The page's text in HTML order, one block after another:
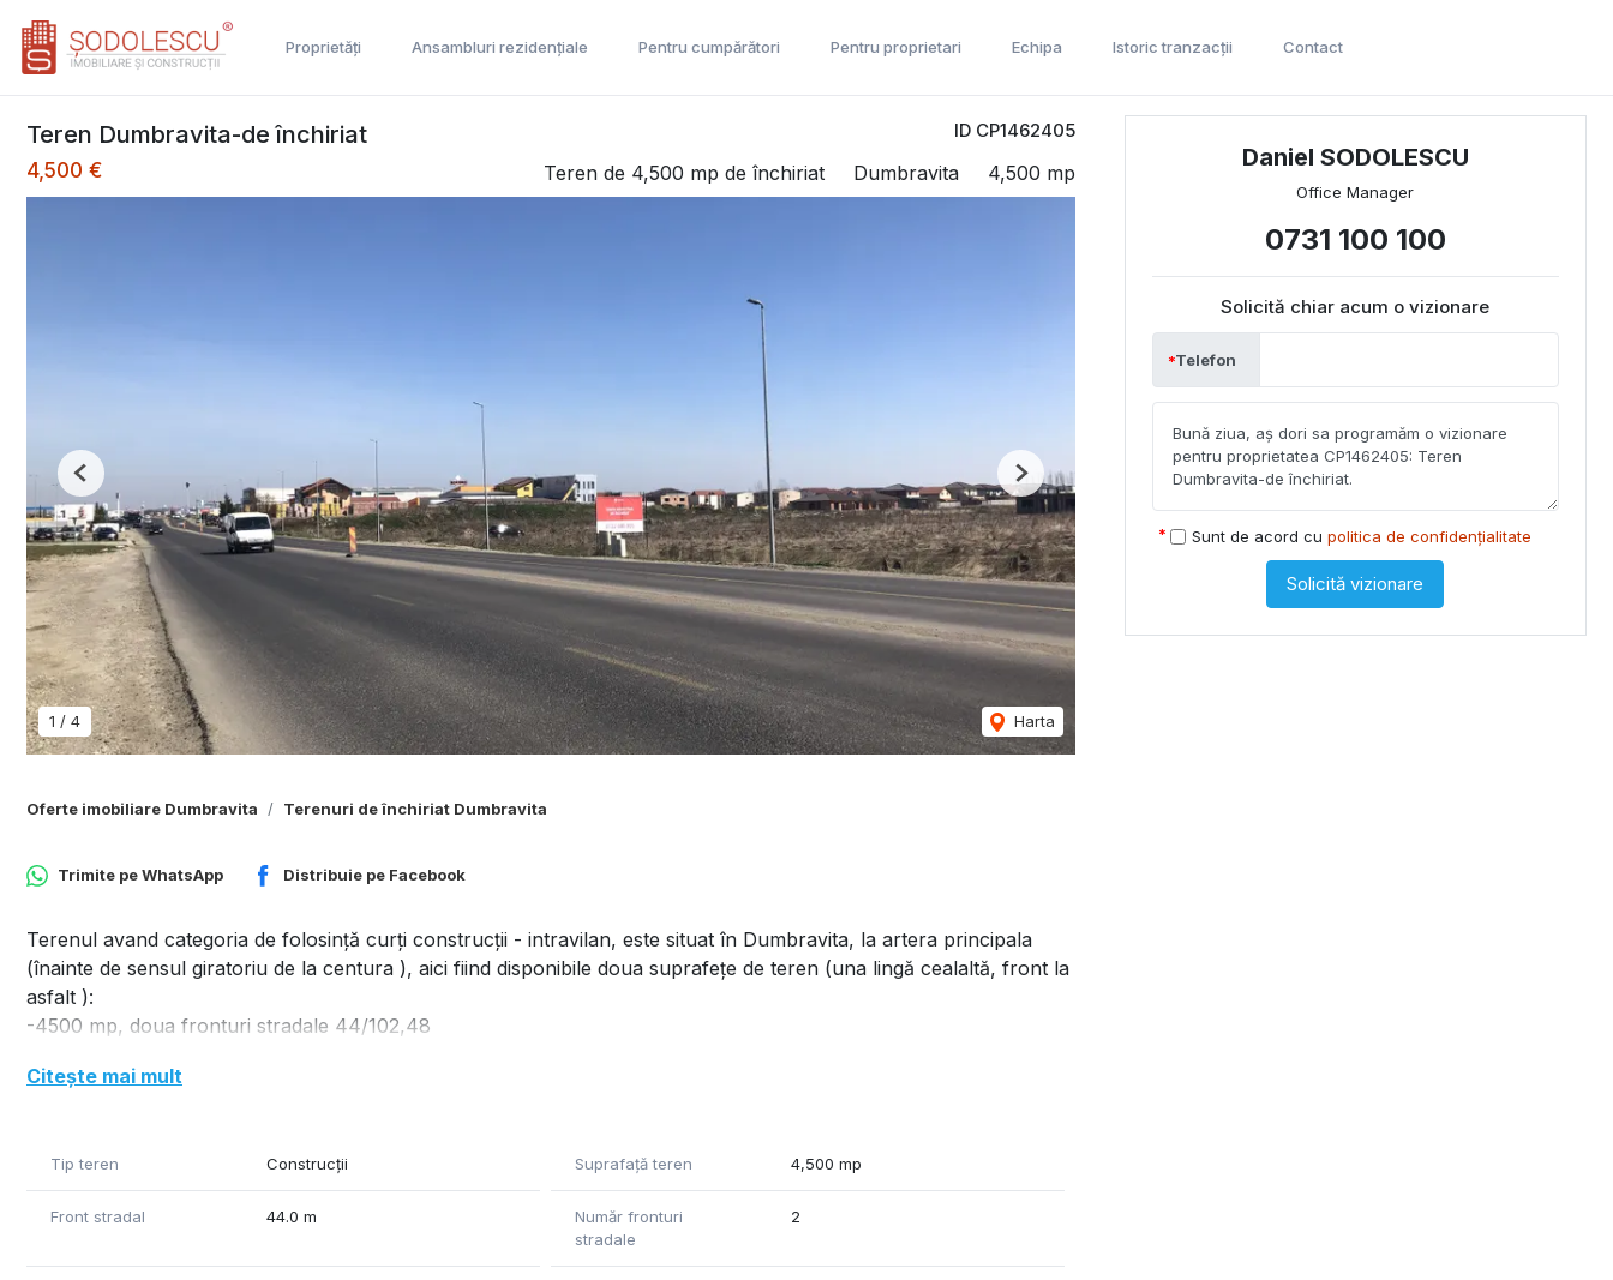
Proprietăți Ansambluri rezidențiale Pentru cumpărători Pentru proprietari Echipa Istoric tranzacții Contact
ID CP1462405
Teren Dumbravita-de închiriat
4,500 € Teren de 4,500 mp de închiriat Dumbravita 4,500 mp
1 / 4 Harta
Previous Next
Oferte imobiliare Dumbravita Terenuri de închiriat Dumbravita
Trimite peWhatsApp Distribuie pe Facebook
Terenul avand categoria de folosință curți construcții - intravilan, este situat în Dumbravita, la artera principala
(înainte de sensul giratoriu de la centura ), aici fiind disponibile doua suprafețe de teren (una lingă cealaltă, front la
asfalt ):
-4500 mp, doua fronturi stradale 44/102,48
Terenurile se pot închiria împreună sau separat, la prețul de 1 euro/mp / luna
Citește mai mult
Tip teren Construcții Suprafață teren 4,500 mp
Front stradal 44.0 m
Număr fronturi
stradale
2
Daniel SODOLESCU
Office Manager
0731 100 100
Solicită chiar acum o vizionare
Telefon
Sunt de acord cu politica de confidențialitate
Solicită vizionare